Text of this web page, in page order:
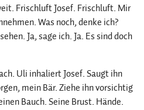
Frischluft Josef. Frischluft. Mir
Was noch, denke ich?
Ja, sage ich. Ja. Es sind doch
Uli inhaliert Josef. Saugt ihn
mein Bär. Ziehe ihn vorsichtig
Bauch. Seine Brust. Hände.